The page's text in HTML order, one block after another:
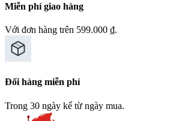
Miễn phí giao hàng
Với đơn hàng trên 599.000 ₫.
Đổi hàng miễn phí
Trong 30 ngày kể từ ngày mua.